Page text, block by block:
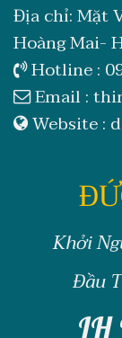
Địa chỉ: Mặt
Hoàng Mai-
Hotline :
Email :
Website :
Khởi
Đầu